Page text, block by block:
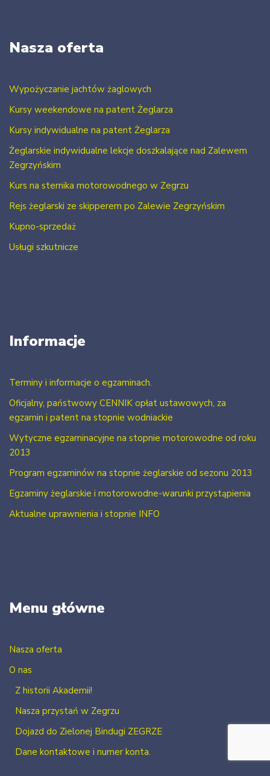
Nasza oferta
Wypożyczanie jachtów żaglowych
Kursy weekendowe na patent Żeglarza
Kursy indywidualne na patent Żeglarza
Żeglarskie indywidualne lekcje doszkalające nad Zalewem
Zegrzyńskim
Kurs na sternika motorowodnego w Zegrzu
Rejs żeglarski ze skipperem po Zalewie Zegrzyńskim
Kupno-sprzedaż
Usługi szkutnicze
Informacje
Terminy i informacje o egzaminach.
Oficjalny, państwowy CENNIK opłat ustawowych, za
egzamin i patent na stopnie wodniackie
Wytyczne egzaminacyjne na stopnie motorowodne od roku
2013
Program egzaminów na stopnie żeglarskie od sezonu 2013
Egzaminy żeglarskie i motorowodne-warunki przystąpienia
Aktualne uprawnienia i stopnie INFO
Menu główne
Nasza oferta
O nas
Z historii Akademii!
Nasza przystań w Zegrzu
Dojazd do Zielonej Bindugi ZEGRZE
Dane kontaktowe i numer konta.